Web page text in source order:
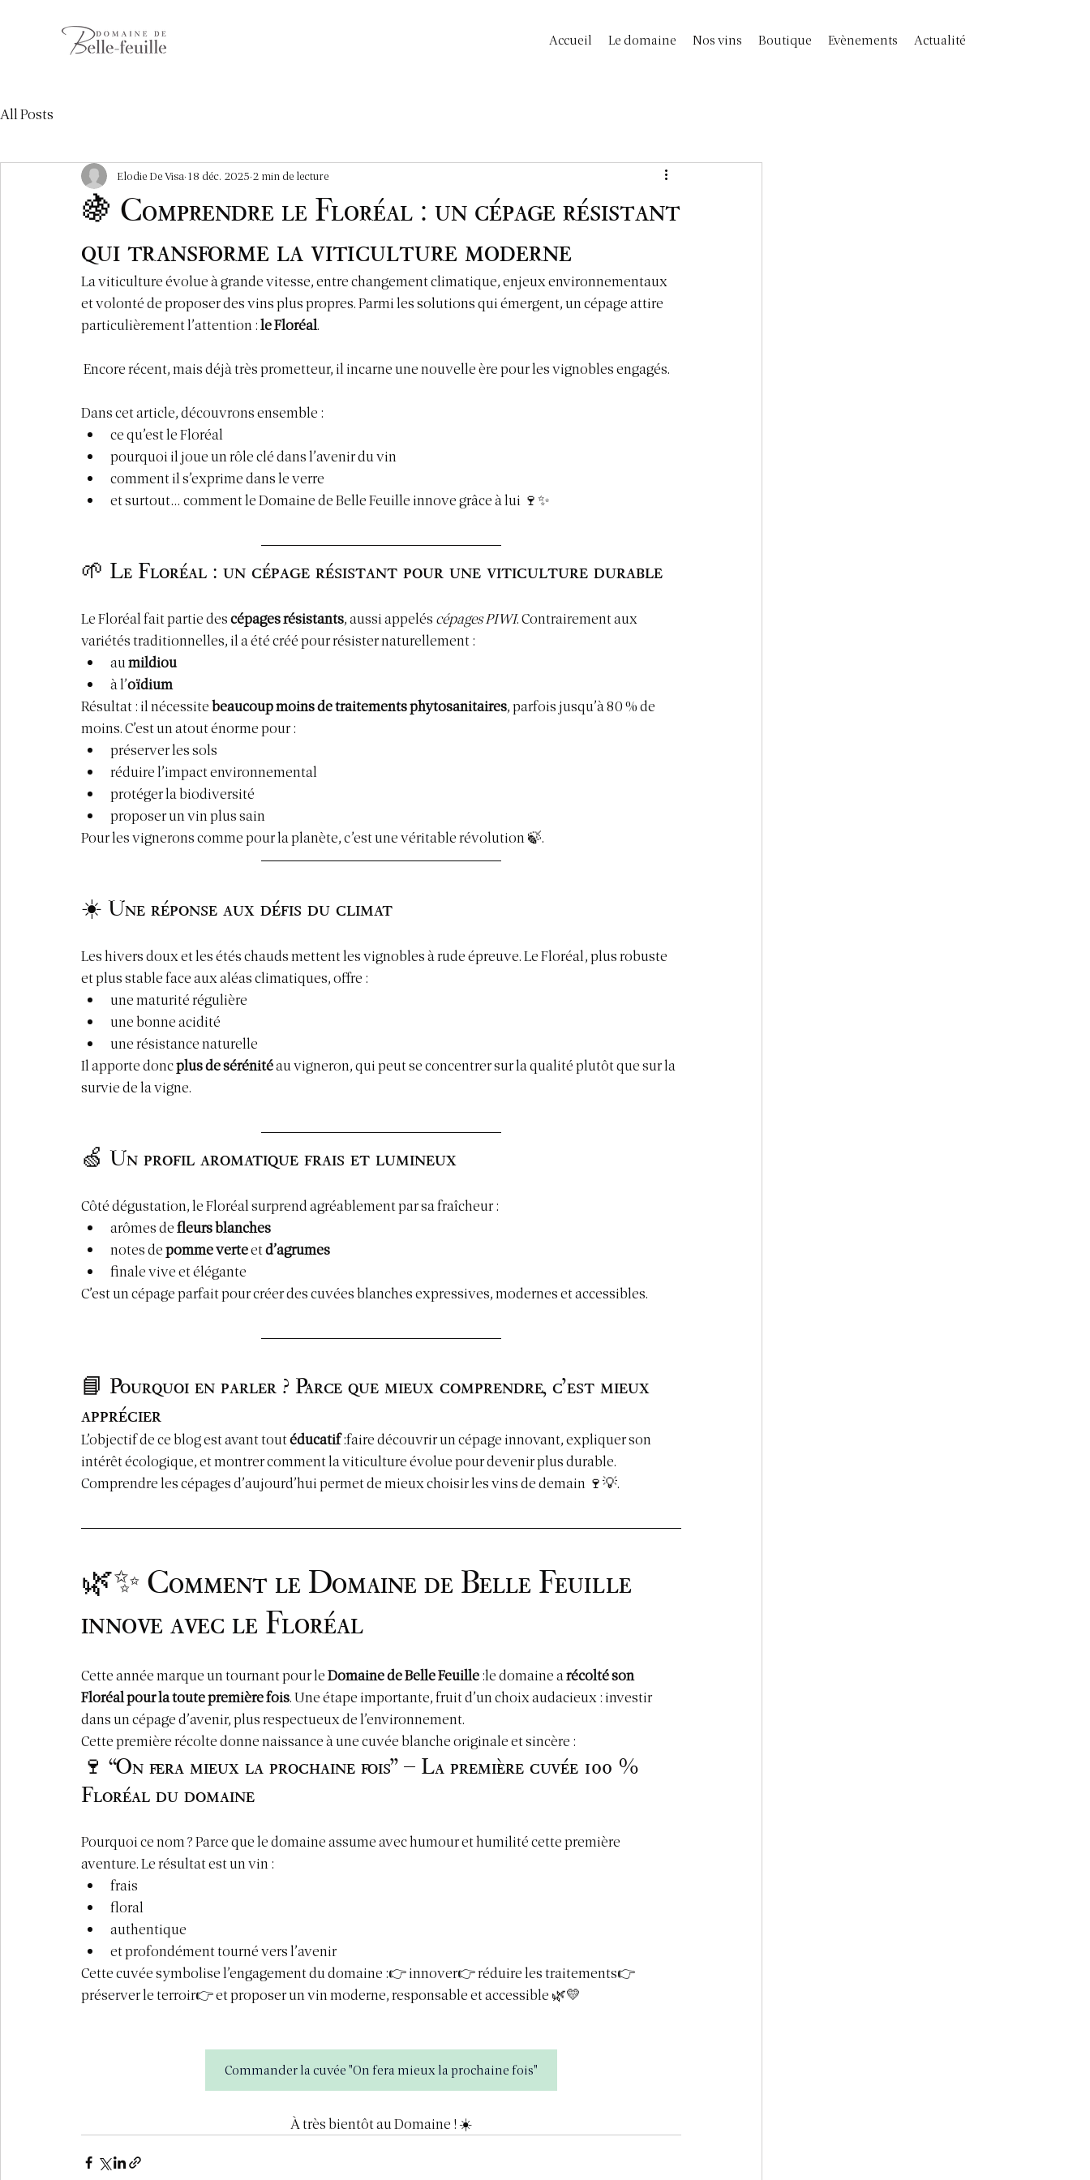
Accueil Le domaine Nos vins Boutique Evènements Actualité
All Posts
🍇 Comprendre le Floréal : un cépage résistant
qui transforme la viticulture moderne
Elodie De Visa 18 déc. 2025 2 min de lecture
La viticulture évolue à grande vitesse, entre changement climatique, enjeux environnementaux
et volonté de proposer des vins plus propres. Parmi les solutions qui émergent, un cépage attire
particulièrement l’attention : le Floréal.
Encore récent, mais déjà très prometteur, il incarne une nouvelle ère pour les vignobles engagés.
Dans cet article, découvrons ensemble :
ce qu’est le Floréal
pourquoi il joue un rôle clé dans l’avenir du vin
comment il s’exprime dans le verre
et surtout… comment le Domaine de Belle Feuille innove grâce à lui 🍷✨
🌱 Le Floréal : un cépage résistant pour une viticulture durable
Le Floréal fait partie des cépages résistants, aussi appelés cépages PIWI. Contrairement aux
variétés traditionnelles, il a été créé pour résister naturellement :
au mildiou
à l’oïdium
Résultat : il nécessite beaucoup moins de traitements phytosanitaires, parfois jusqu’à 80 % de
moins. C’est un atout énorme pour :
préserver les sols
réduire l’impact environnemental
protéger la biodiversité
proposer un vin plus sain
Pour les vignerons comme pour la planète, c’est une véritable révolution 🍃.
☀️ Une réponse aux défis du climat
Les hivers doux et les étés chauds mettent les vignobles à rude épreuve. Le Floréal, plus robuste
et plus stable face aux aléas climatiques, offre :
une maturité régulière
une bonne acidité
une résistance naturelle
Il apporte donc plus de sérénité au vigneron, qui peut se concentrer sur la qualité plutôt que sur la
survie de la vigne.
🍏 Un profil aromatique frais et lumineux
Côté dégustation, le Floréal surprend agréablement par sa fraîcheur :
arômes de fleurs blanches
notes de pomme verte et d’agrumes
finale vive et élégante
C’est un cépage parfait pour créer des cuvées blanches expressives, modernes et accessibles.
📘 Pourquoi en parler ? Parce que mieux comprendre, c’est mieux
apprécier
L’objectif de ce blog est avant tout éducatif :faire découvrir un cépage innovant, expliquer son
intérêt écologique, et montrer comment la viticulture évolue pour devenir plus durable.
Comprendre les cépages d’aujourd’hui permet de mieux choisir les vins de demain 🍷💡.
🌿✨ Comment le Domaine de Belle Feuille
innove avec le Floréal
Cette année marque un tournant pour le Domaine de Belle Feuille :le domaine a récolté son
Floréal pour la toute première fois. Une étape importante, fruit d’un choix audacieux : investir
dans un cépage d’avenir, plus respectueux de l’environnement.
Cette première récolte donne naissance à une cuvée blanche originale et sincère :
🍷 “On fera mieux la prochaine fois” – La première cuvée 100 %
Floréal du domaine
Pourquoi ce nom ? Parce que le domaine assume avec humour et humilité cette première
aventure. Le résultat est un vin :
frais
floral
authentique
et profondément tourné vers l’avenir
Cette cuvée symbolise l’engagement du domaine :👉 innover👉 réduire les traitements👉
préserver le terroir👉 et proposer un vin moderne, responsable et accessible 🌿💛
Commander la cuvée "On fera mieux la prochaine fois"
À très bientôt au Domaine ! ☀️